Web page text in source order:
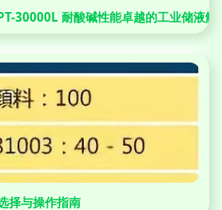
30000L 耐酸碱性能卓越的工业储液解
择与操作指南